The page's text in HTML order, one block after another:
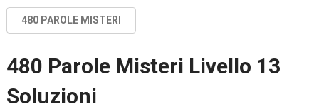
480 PAROLE MISTERI
480 Parole Misteri Livello 13
Soluzioni